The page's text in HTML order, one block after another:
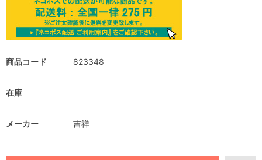
商品コード 823348
在庫
メーカー 吉祥